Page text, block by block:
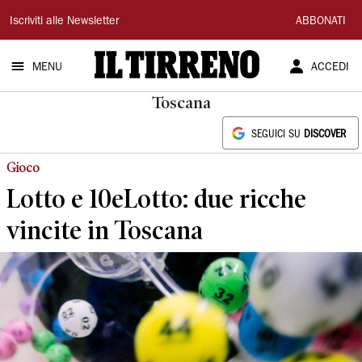
Il
Tirreno
Iscriviti alle Newsletter ABBONATI
MENU ACCEDI
Toscana
SEGUICI SU DISCOVER
Gioco
Lotto e 10eLotto: due ricche
vincite in Toscana